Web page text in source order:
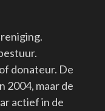
donateur. De
2004, maar de
actief in de